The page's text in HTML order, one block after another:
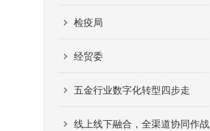
检疫局
经贸委
五金行业数字化转型四步走
线上线下融合，全渠道协同作战